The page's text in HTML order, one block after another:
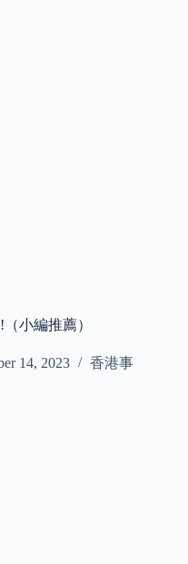
小編推薦）
14, 2023 香港事